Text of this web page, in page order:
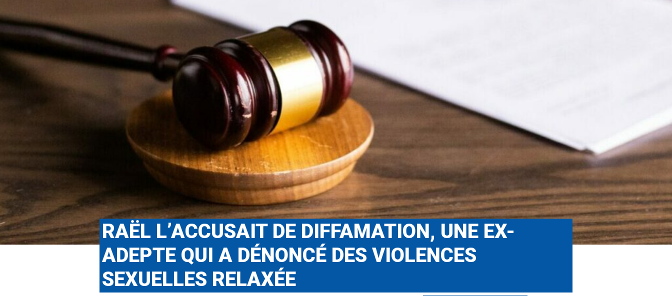
RAËL L’ACCUSAIT DE DIFFAMATION, UNE EX-
ADEPTE QUI A DÉNONCÉ DES VIOLENCES
SEXUELLES RELAXÉE